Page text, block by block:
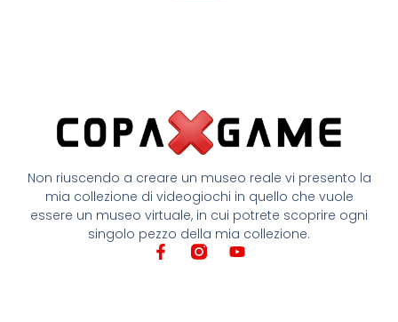
Non riuscendo a creare un museo reale vi presento la
mia collezione di videogiochi in quello che vuole
essere un museo virtuale, in cui potrete scoprire ogni
singolo pezzo della mia collezione.